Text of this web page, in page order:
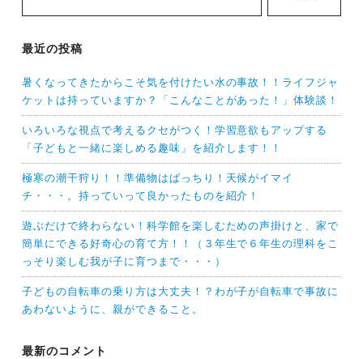
最近の投稿
暑くなってきたからこそ気を付けたい水の事故！！ライフジャ
ケットは持っていますか？「こんなことがあった！」体験談！
いろいろな視点で考えるクセがつく！学習意欲もアップする
「子どもと一緒に楽しめる趣味」を紹介します！！
極寒の潮干狩り！！準備物はばっちり！天候がイマイ
チ・・・。持っていって良かったものを紹介！
遊ぶだけで終わらない！科学館を楽しむための声掛けと、家で
簡単にできる好奇心の育て方！！（３年生で６年生の理科をこ
っそり楽しむ我が子に育つまで・・・）
子どもの自転車の乗り方は大丈夫！？わが子が自転車で事故に
あわないように、親ができること。
最新のコメント